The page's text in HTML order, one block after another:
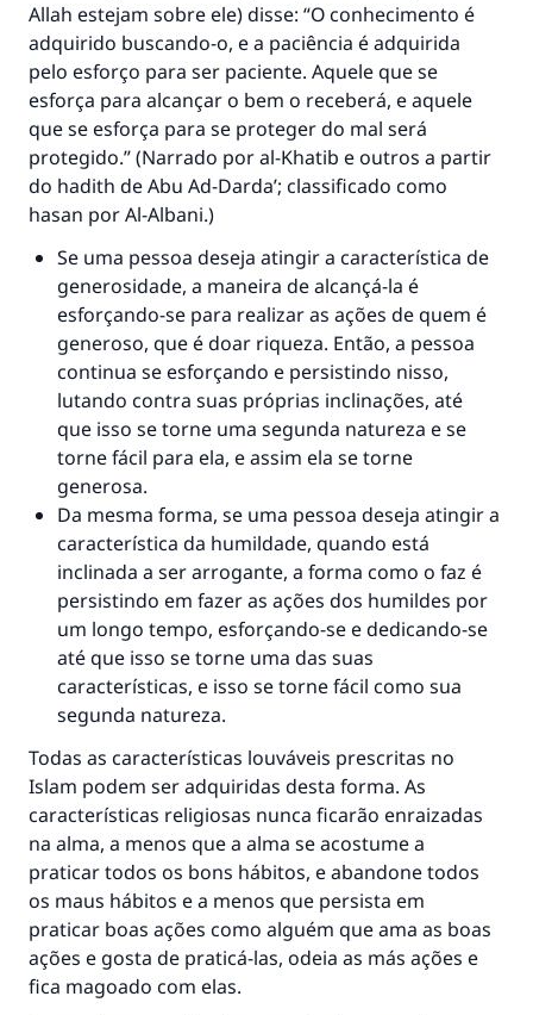
Allah estejam sobre ele) disse: “O conhecimento é
adquirido buscando-o, e a paciência é adquirida
pelo esforço para ser paciente. Aquele que se
esforça para alcançar o bem o receberá, e aquele
que se esforça para se proteger do mal será
protegido.” (Narrado por al-Khatib e outros a partir
do hadith de Abu Ad-Darda’; classificado como
hasan por Al-Albani.)
Se uma pessoa deseja atingir a característica de
generosidade, a maneira de alcançá-la é
esforçando-se para realizar as ações de quem é
generoso, que é doar riqueza. Então, a pessoa
continua se esforçando e persistindo nisso,
lutando contra suas próprias inclinações, até
que isso se torne uma segunda natureza e se
torne fácil para ela, e assim ela se torne
generosa.
Da mesma forma, se uma pessoa deseja atingir a
característica da humildade, quando está
inclinada a ser arrogante, a forma como o faz é
persistindo em fazer as ações dos humildes por
um longo tempo, esforçando-se e dedicando-se
até que isso se torne uma das suas
características, e isso se torne fácil como sua
segunda natureza.
Todas as características louváveis ​​prescritas no
Islam podem ser adquiridas desta forma. As
características religiosas nunca ficarão enraizadas
na alma, a menos que a alma se acostume a
praticar todos os bons hábitos, e abandone todos
os maus hábitos e a menos que persista em
praticar boas ações como alguém que ama as boas
ações e gosta de praticá-las, odeia as más ações e
fica magoado com elas.
(MUSLIM, 1893)
CONTRIBUIR